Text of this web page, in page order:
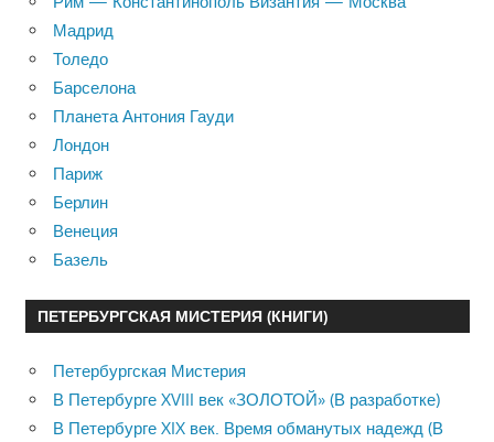
Мадрид
Толедо
Барселона
Планета Антония Гауди
Лондон
Париж
Берлин
Венеция
Базель
ПЕТЕРБУРГСКАЯ МИСТЕРИЯ (КНИГИ)
Петербургская Мистерия
В Петербурге XVIII век «ЗОЛОТОЙ» (В разработке)
В Петербурге XIX век. Время обманутых надежд (В